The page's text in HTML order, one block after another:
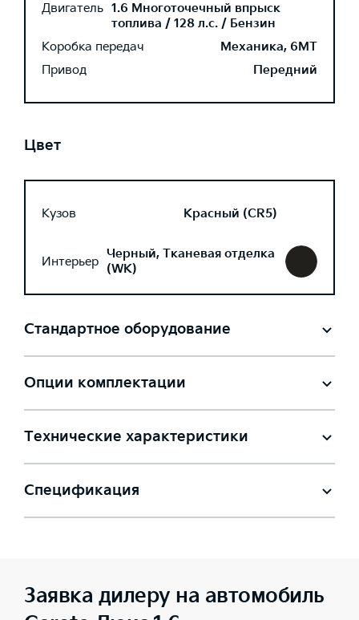
Двигатель 1.6 Многоточечный впрыск
топлива / 128 л.с. / Бензин
Коробка передач
Механика, 6MT
Привод
Передний
Цвет
Кузов Красный (CR5)
Интерьер Черный, Тканевая отделка
(WK)
Стандартное оборудование
Опции комплектации
Технические характеристики
Спецификация
Заявка дилеру на автомобиль